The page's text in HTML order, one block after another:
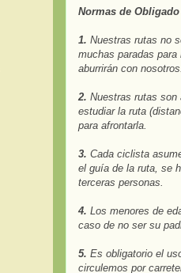
Normas de
1. Nuestras rutas no
muchas paradas
aburrirán con nosotros.
2. Nuestras rutas
estudiar la ruta
para afrontarla.
3. Cada ciclista
el guía de la ruta, se
terceras personas.
4. Los menores de
caso de no ser su
5. Es obligatorio el
circulemos por